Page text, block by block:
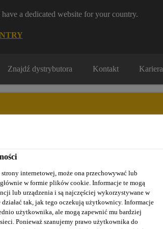
a dedicated website for your country.
Znajdź dystrybutora Kontakt Kariera
internetowej, może ona przechowywać lub
w formie plików cookie. Informacje te mogą
lub urządzenia i są najczęściej wykorzystywane w
tak, jak tego oczekują użytkownicy. Informacje
użytkownika, ale mogą zapewnić mu bardziej
Ponieważ szanujemy prawo użytkownika do